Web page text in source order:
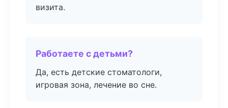
визита.
Работаете с детьми?
Да, есть детские стоматологи,
игровая зона, лечение во сне.